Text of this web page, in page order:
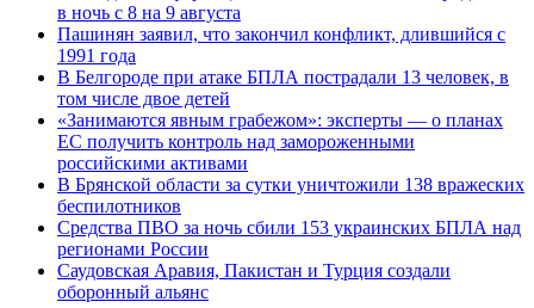
в ночь с 8 на 9 августа
Пашинян заявил, что закончил конфликт, длившийся с
1991 года
В Белгороде при атаке БПЛА пострадали 13 человек, в
том числе двое детей
«Занимаются явным грабежом»: эксперты — о планах
ЕС получить контроль над замороженными
российскими активами
В Брянской области за сутки уничтожили 138 вражеских
беспилотников
Средства ПВО за ночь сбили 153 украинских БПЛА над
регионами России
Саудовская Аравия, Пакистан и Турция создали
оборонный альянс